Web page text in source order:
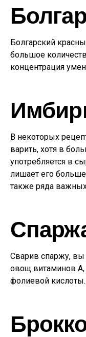
Болгарский
большое
концентрация
В некоторых
варить, хотя в
употребляется в
лишает его
также ряда
Сварив спаржу, вы
овощ витаминов А,
фолиевой кислоты.